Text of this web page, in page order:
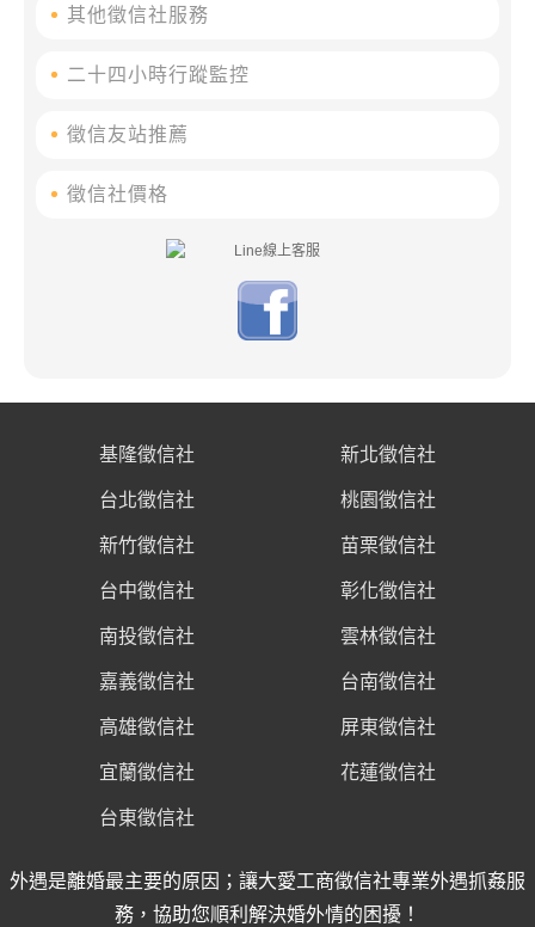
其他徵信社服務
二十四小時行蹤監控
徵信友站推薦
徵信社價格
基隆徵信社 新北徵信社
台北徵信社 桃園徵信社
新竹徵信社 苗栗徵信社
台中徵信社 彰化徵信社
南投徵信社 雲林徵信社
嘉義徵信社 台南徵信社
高雄徵信社 屏東徵信社
宜蘭徵信社 花蓮徵信社
台東徵信社
外遇是離婚最主要的原因；讓大愛工商徵信社專業外遇抓姦服
務，協助您順利解決婚外情的困擾！